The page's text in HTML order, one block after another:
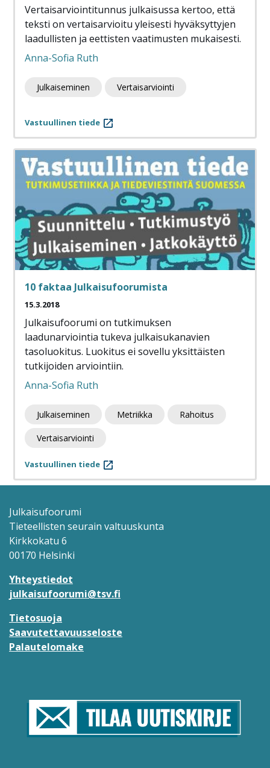
Vertaisarviointitunnus julkaisussa kertoo, että
teksti on vertaisarvioitu yleisesti hyväksyttyjen
laadullisten ja eettisten vaatimusten mukaisesti.
Anna-Sofia Ruth
Julkaiseminen Vertaisarviointi
Vastuullinen tiede
10 faktaa Julkaisufoorumista
15.3.2018
Julkaisufoorumi on tutkimuksen
laadunarviointia tukeva julkaisukanavien
tasoluokitus. Luokitus ei sovellu yksittäisten
tutkijoiden arviointiin.
Anna-Sofia Ruth
Julkaiseminen Metriikka Rahoitus
Vertaisarviointi
Vastuullinen tiede
Julkaisufoorumi
Tieteellisten seurain valtuuskunta
Kirkkokatu 6
00170 Helsinki
Yhteystiedot
julkaisufoorumi@tsv.fi
Tietosuoja
Saavutettavuusseloste
Palautelomake